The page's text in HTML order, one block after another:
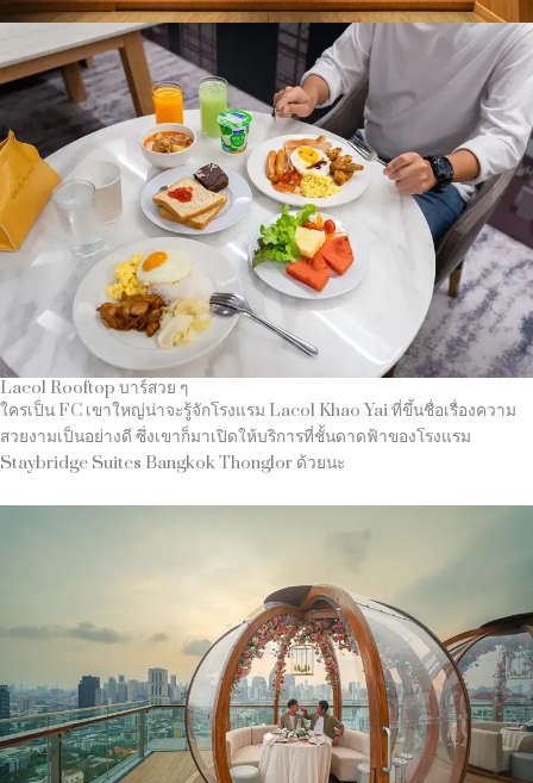
Lacol Rooftop บาร์สวย ๆ
ใครเป็น FC เขาใหญ่น่าจะรู้จักโรงแรม Lacol Khao Yai ที่ขึ้นชื่อเรื่องความ
สวยงามเป็นอย่างดี ซึ่งเขาก็มาเปิดให้บริการที่ชั้นดาดฟ้าของโรงแรม
Staybridge Suites Bangkok Thonglor ด้วยนะ